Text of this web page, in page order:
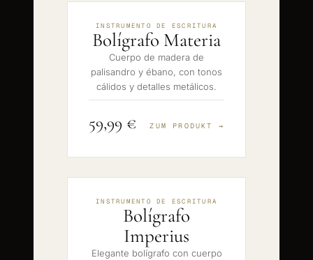
INSTRUMENTO DE ESCRITURA
Bolígrafo Materia
Cuerpo de madera de
palisandro y ébano, con tonos
cálidos y detalles metálicos.
59,99 € ZUM PRODUKT →
INSTRUMENTO DE ESCRITURA
Bolígrafo
Imperius
Elegante bolígrafo con cuerpo